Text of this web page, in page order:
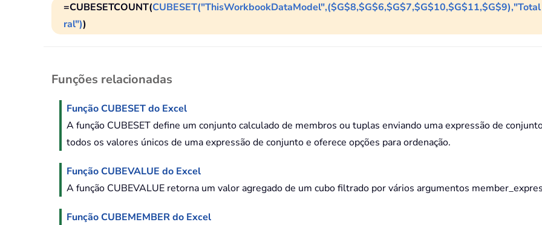
=CUBESETCOUNT(CUBESET("ThisWorkbookDataModel",($G$8,$G$6,$G$7,$G$10,$G$11,$G$9),"Total
ral"))
Funções relacionadas
Função CUBESET do Excel
A função CUBESET define um conjunto calculado de membros ou tuplas enviando uma expressão de
todos os valores únicos de uma expressão de conjunto e oferece opções para ordenação.
Função CUBEVALUE do Excel
A função CUBEVALUE retorna um valor agregado de um cubo filtrado por vários argumentos
Função CUBEMEMBER do Excel